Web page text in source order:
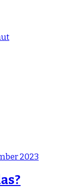
2023